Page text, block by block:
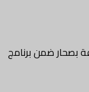
بصحار ضمن برنامج